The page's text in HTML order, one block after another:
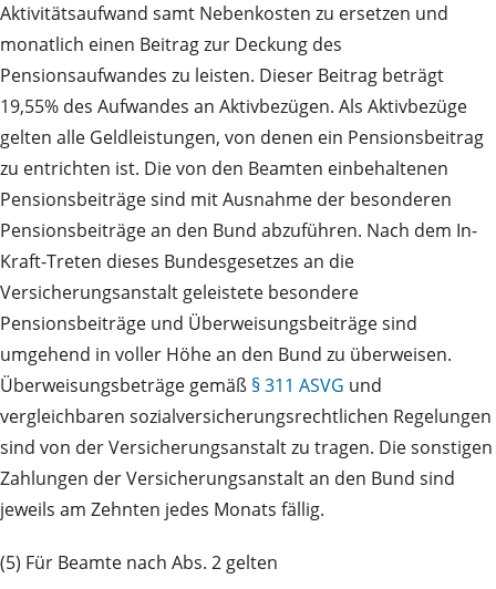
Aktivitätsaufwand samt Nebenkosten zu ersetzen und
monatlich einen Beitrag zur Deckung des
Pensionsaufwandes zu leisten. Dieser Beitrag beträgt
19,55% des Aufwandes an Aktivbezügen. Als Aktivbezüge
gelten alle Geldleistungen, von denen ein Pensionsbeitrag
zu entrichten ist. Die von den Beamten einbehaltenen
Pensionsbeiträge sind mit Ausnahme der besonderen
Pensionsbeiträge an den Bund abzuführen. Nach dem In-
Kraft-Treten dieses Bundesgesetzes an die
Versicherungsanstalt geleistete besondere
Pensionsbeiträge und Überweisungsbeiträge sind
umgehend in voller Höhe an den Bund zu überweisen.
Überweisungsbeträge gemäß § 311 ASVG und
vergleichbaren sozialversicherungs­rechtlichen Regelungen
sind von der Versicherungsanstalt zu tragen. Die sonstigen
Zahlungen der Versicherungsanstalt an den Bund sind
jeweils am Zehnten jedes Monats fällig.
(5) Für Beamte nach Abs. 2 gelten